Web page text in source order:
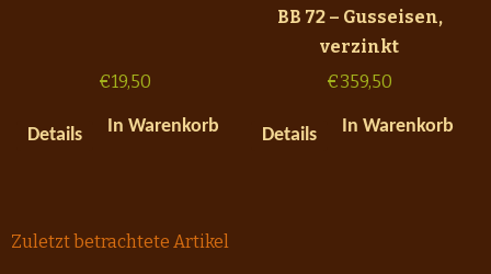
€19,50
Details In Warenkorb
BB 72 – Gusseisen,
verzinkt
€359,50
Details In Warenkorb
Zuletzt betrachtete Artikel